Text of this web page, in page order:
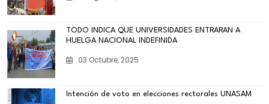
TODO INDICA QUE UNIVERSIDADES ENTRARAN A
HUELGA NACIONAL INDEFINIDA
03 Octubre, 2025
Intención de voto en elecciones rectorales UNASAM